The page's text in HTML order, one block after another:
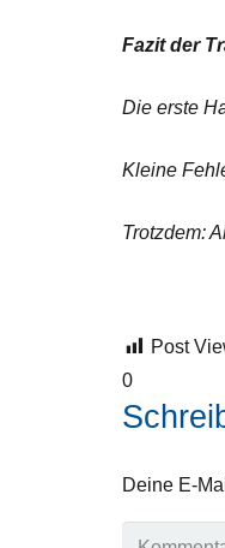
Fazit der
Die erste
Kleine
Trotzdem:
Post
0
Deine E-